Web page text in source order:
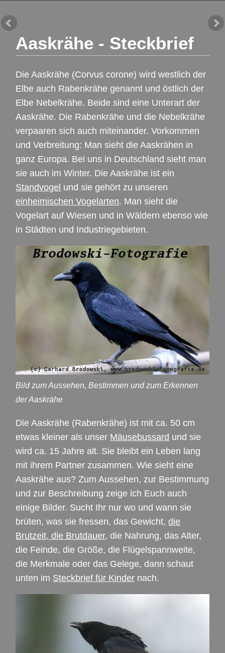
Aaskrähe - Steckbrief
Die Aaskrähe (Corvus corone) wird westlich der
Elbe auch Rabenkrähe genannt und östlich der
Elbe Nebelkrähe. Beide sind eine Unterart der
Aaskrähe. Die Rabenkrähe und die Nebelkrähe
verpaaren sich auch miteinander. Vorkommen
und Verbreitung: Man sieht die Aaskrähen in
ganz Europa. Bei uns in Deutschland sieht man
sie auch im Winter. Die Aaskrähe ist ein
Standvogel und sie gehört zu unseren
einheimischen Vogelarten. Man sieht die
Vogelart auf Wiesen und in Wäldern ebenso wie
in Städten und Industriegebieten.
Bild zum Aussehen, Bestimmen und zum Erkennen
der Aaskrähe
Die Aaskrähe (Rabenkrähe) ist mit ca. 50 cm
etwas kleiner als unser Mäusebussard und sie
wird ca. 15 Jahre alt. Sie bleibt ein Leben lang
mit ihrem Partner zusammen. Wie sieht eine
Aaskrähe aus? Zum Aussehen, zur Bestimmung
und zur Beschreibung zeige ich Euch auch
einige Bilder. Sucht Ihr nur wo und wann sie
brüten, was sie fressen, das Gewicht,die
Brutzeit, die Brutdauer, die Nahrung, das Alter,
die Feinde, die Größe, die Flügelspannweite,
die Merkmale oder das Gelege, dann schaut
unten im Steckbrief für Kinder nach.